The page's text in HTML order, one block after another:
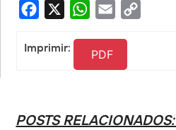
Facebook WhatsApp
Email
Imprimir: PDF
POSTS RELACIONADOS: